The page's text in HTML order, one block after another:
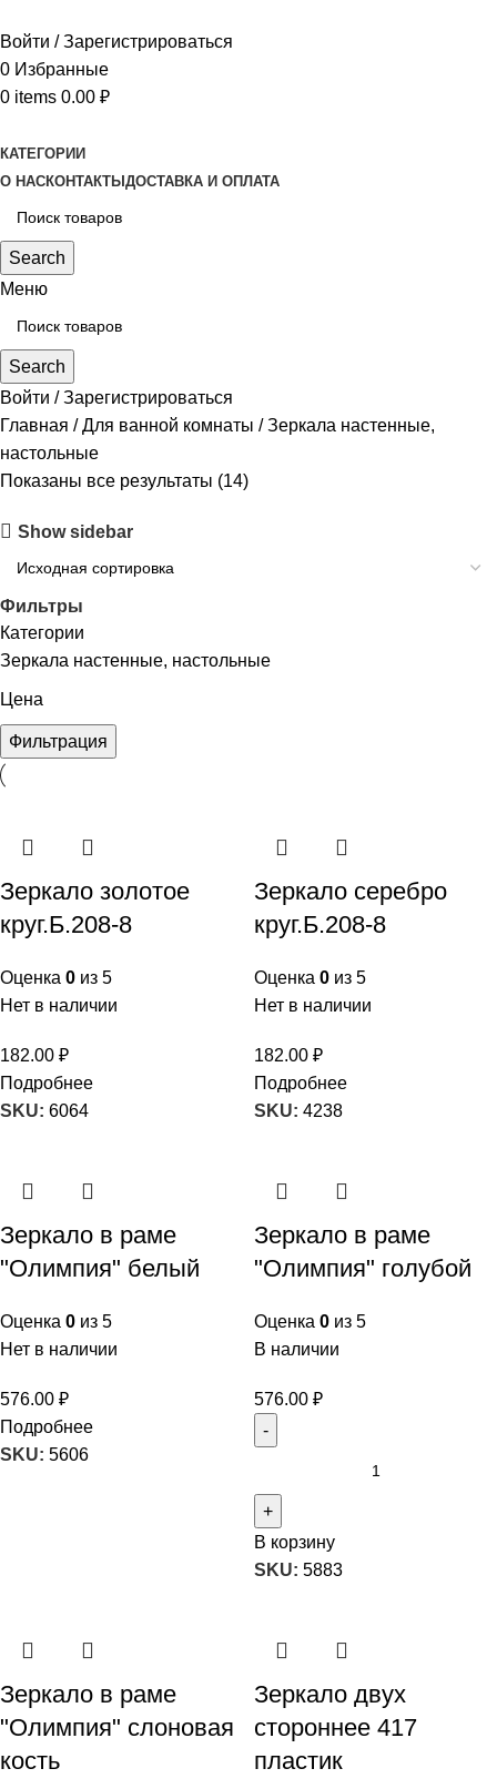
Войти / Зарегистрироваться
0 Избранные
0 items 0.00 ₽
КАТЕГОРИИ
О НАСКОНТАКТЫ ДОСТАВКА И ОПЛАТА
Search
Меню
Search
Войти / Зарегистрироваться
Главная
Для ванной комнаты
Зеркала настенные,
настольные
Показаны все результаты (14)
Show sidebar
Фильтры
Категории
Зеркала настенные, настольные
Цена
Фильтрация
Зеркало золотое
круг.Б.208-8
Оценка 0 из 5
Нет в наличии
182.00 ₽
Подробнее
SKU: 6064
Зеркало серебро
круг.Б.208-8
Оценка 0 из 5
Нет в наличии
182.00 ₽
Подробнее
SKU: 4238
Зеркало в раме
"Олимпия" белый
Оценка 0 из 5
Нет в наличии
576.00 ₽
Подробнее
SKU: 5606
Зеркало в раме
"Олимпия" голубой
Оценка 0 из 5
В наличии
576.00 ₽
В корзину
SKU: 5883
Зеркало в раме
"Олимпия" слоновая
кость
Зеркало двух
стороннее 417
пластик